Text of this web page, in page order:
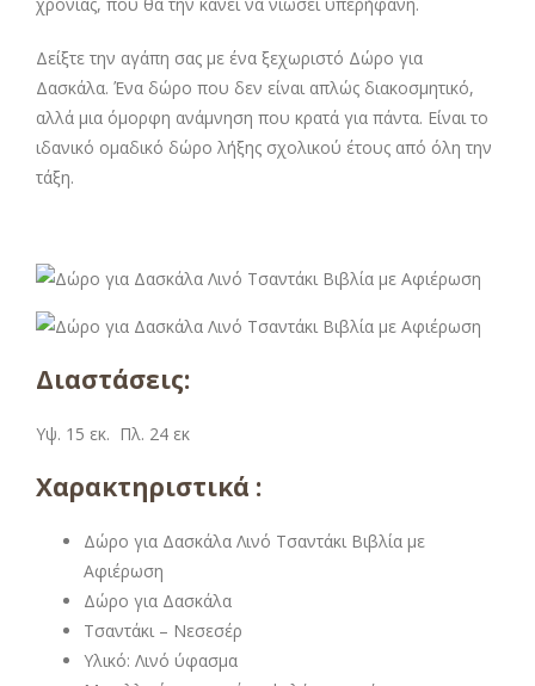
Δείξτε την αγάπη σας με ένα ξεχωριστό Δώρο για
Δασκάλα. Ένα δώρο που δεν είναι απλώς διακοσμητικό,
αλλά μια όμορφη ανάμνηση που κρατά για πάντα. Είναι το
ιδανικό ομαδικό δώρο λήξης σχολικού έτους από όλη την
τάξη.
Διαστάσεις:
Υψ. 15 εκ. Πλ. 24 εκ
Χαρακτηριστικά :
Δώρο για Δασκάλα Λινό Τσαντάκι Βιβλία με
Αφιέρωση
Δώρο για Δασκάλα
Τσαντάκι – Νεσεσέρ
Υλικό: Λινό ύφασμα